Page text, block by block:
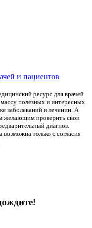
ресурс для врачей
полезных и интересных
заболеваний и лечении. А
желающим проверить свои
диагноз.
только с согласия